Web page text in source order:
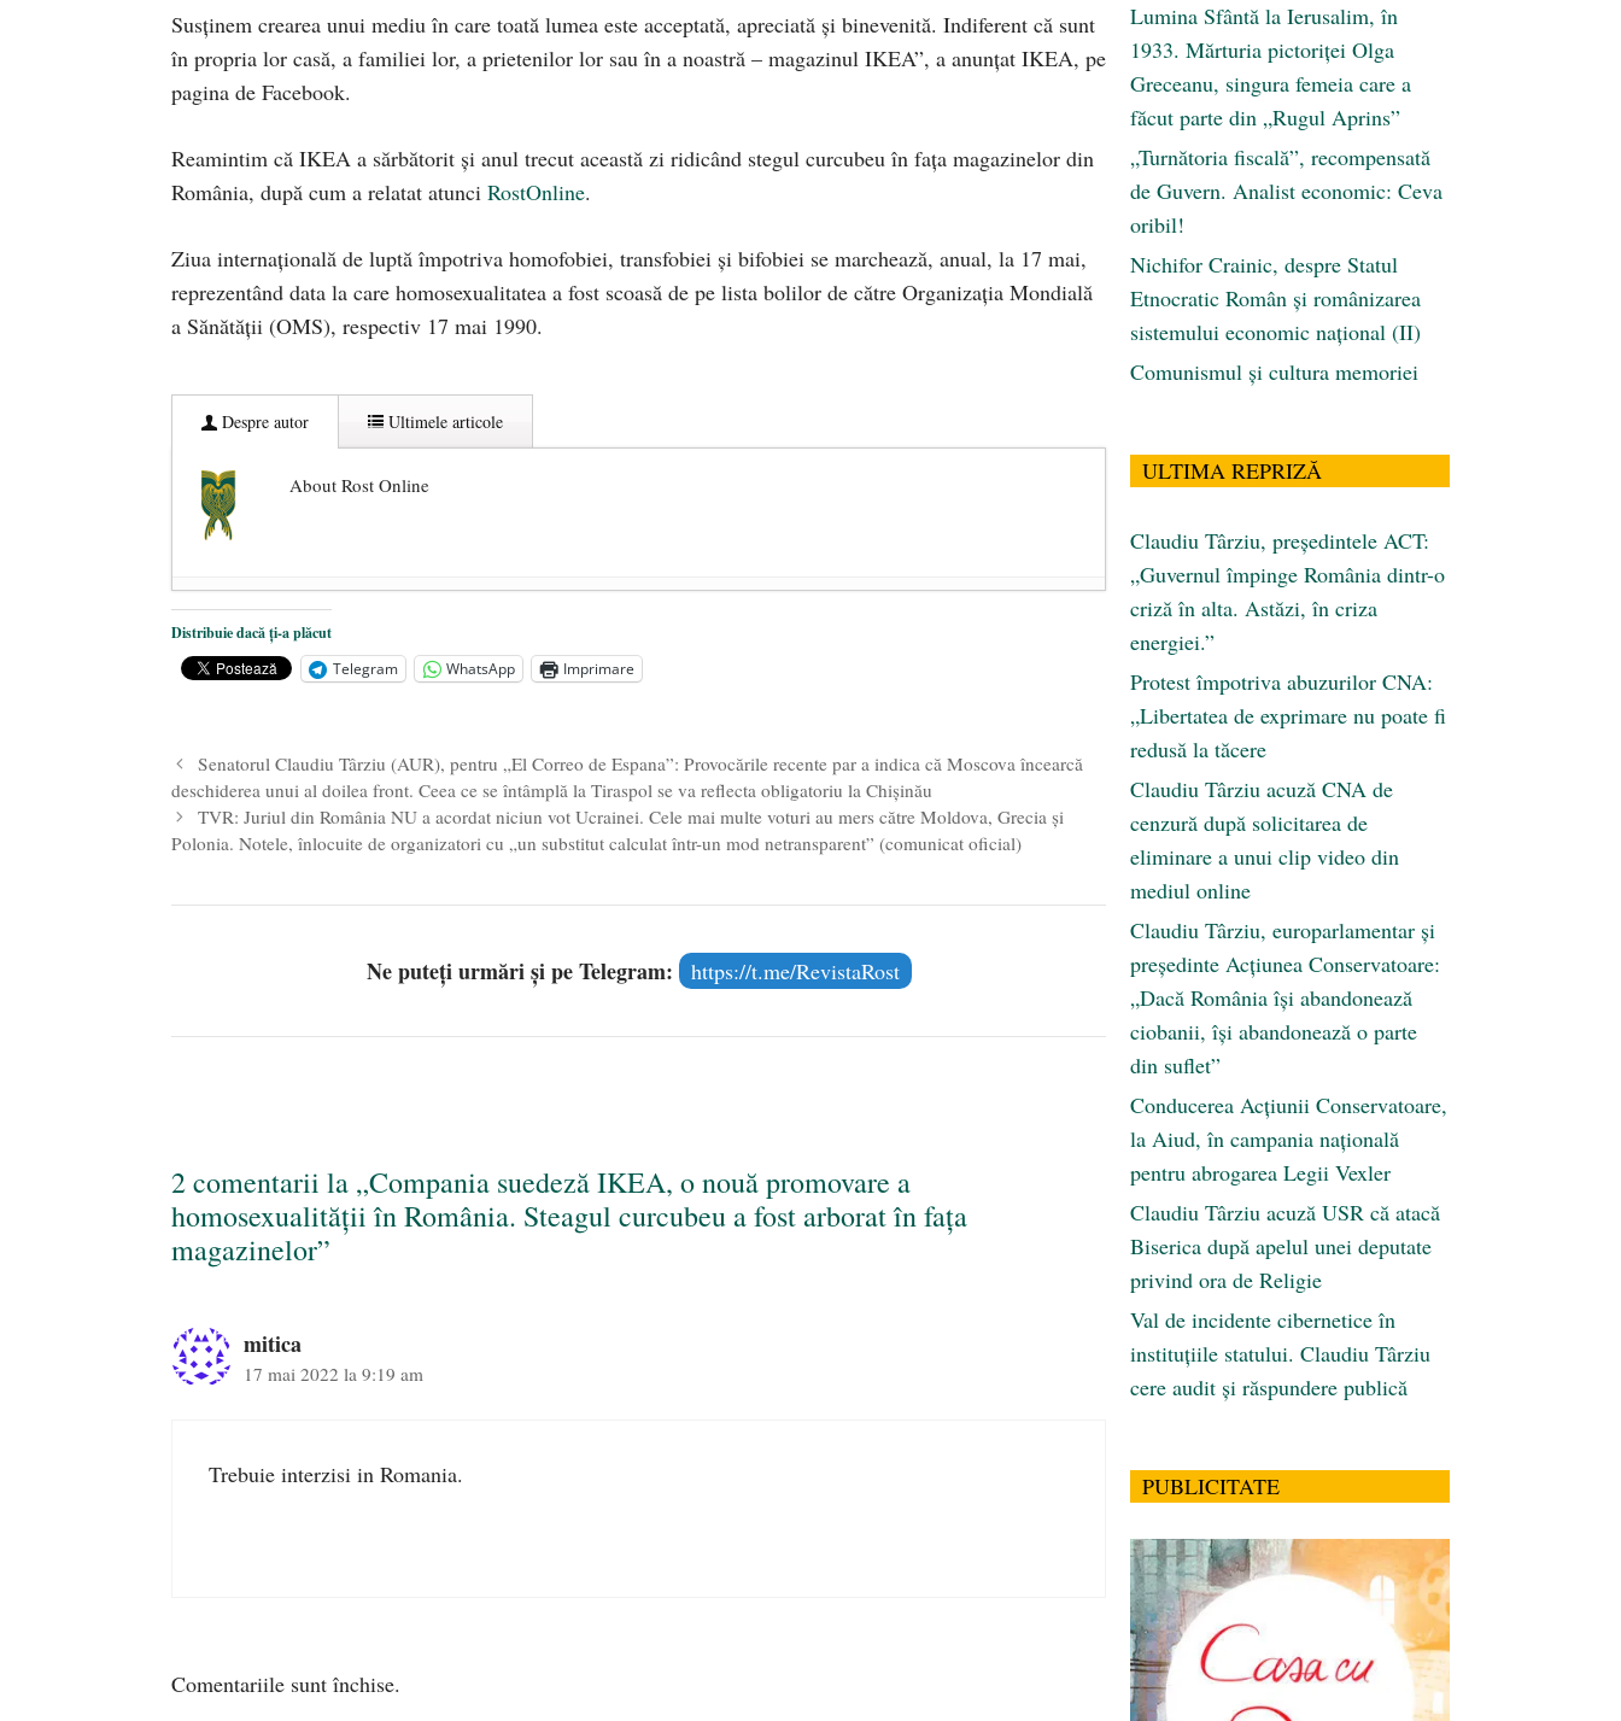
Susținem crearea unui mediu în care toată lumea este acceptată, apreciată și binevenită. Indiferent că sunt
în propria lor casă, a familiei lor, a prietenilor lor sau în a noastră – magazinul IKEA”, a anunțat IKEA, pe
pagina de Facebook.
Reamintim că IKEA a sărbătorit și anul trecut această zi ridicând stegul curcubeu în fața magazinelor din
România, după cum a relatat atunci RostOnline.
Ziua internaţională de luptă împotriva homofobiei, transfobiei şi bifobiei se marchează, anual, la 17 mai,
reprezentând data la care homosexualitatea a fost scoasă de pe lista bolilor de către Organizaţia Mondială
a Sănătăţii (OMS), respectiv 17 mai 1990.
Despre autor Ultimele articole
About Rost Online
Dezvăluiri cutremurătoare despre președintele Ucrainei, Volodymyr Zelensky
Statul care servește Națiunea - 21 aprilie 2026
Legea Vexler produce efecte. Bustul poetului Octavian Goga, înlăturat din Iași
Distribuie dacă ți-a plăcut
Telegram
WhatsApp Imprimare
Senatorul Claudiu Târziu (AUR), pentru „El Correo de Espana”: Provocările recente par a indica că Moscova încearcă
deschiderea unui al doilea front. Ceea ce se întâmplă la Tiraspol se va reflecta obligatoriu la Chișinău
TVR: Juriul din România NU a acordat niciun vot Ucrainei. Cele mai multe voturi au mers către Moldova, Grecia și
Polonia. Notele, înlocuite de organizatori cu „un substitut calculat într-un mod netransparent” (comunicat oficial)
Ne puteți urmări și pe Telegram: https://t.me/RevistaRost
2 comentarii la „Compania suedeză IKEA, o nouă promovare a
homosexualității în România. Steagul curcubeu a fost arborat în fața
magazinelor”
mitica
17 mai 2022 la 9:19 am
Trebuie interzisi in Romania.
Comentariile sunt închise.
Lumina Sfântă la Ierusalim, în
1933. Mărturia pictoriței Olga
Greceanu, singura femeia care a
făcut parte din „Rugul Aprins”
„Turnătoria fiscală”, recompensată
de Guvern. Analist economic: Ceva
oribil!
Nichifor Crainic, despre Statul
Etnocratic Român şi românizarea
sistemului economic naţional (II)
Comunismul şi cultura memoriei
ULTIMA REPRIZĂ
Claudiu Târziu, președintele ACT:
„Guvernul împinge România dintr-o
criză în alta. Astăzi, în criza
energiei.”
Protest împotriva abuzurilor CNA:
„Libertatea de exprimare nu poate fi
redusă la tăcere
Claudiu Târziu acuză CNA de
cenzură după solicitarea de
eliminare a unui clip video din
mediul online
Claudiu Târziu, europarlamentar și
președinte Acțiunea Conservatoare:
„Dacă România își abandonează
ciobanii, își abandonează o parte
din suflet”
Conducerea Acțiunii Conservatoare,
la Aiud, în campania națională
pentru abrogarea Legii Vexler
Claudiu Târziu acuză USR că atacă
Biserica după apelul unei deputate
privind ora de Religie
Val de incidente cibernetice în
instituțiile statului. Claudiu Târziu
cere audit și răspundere publică
PUBLICITATE